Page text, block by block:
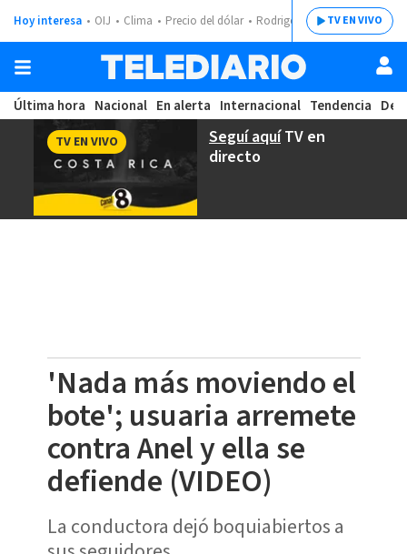
Hoy interesa OIJ Clima Precio del dólar Rodrigo ChavesTV EN VIVO
Última hora Nacional En alerta Internacional Tendencia
Seguí aquíTV en
directo
TV EN VIVO
'Nada más moviendo el
bote'; usuaria arremete
contra Anel y ella se
defiende (VIDEO)
La conductora dejó boquiabiertos a